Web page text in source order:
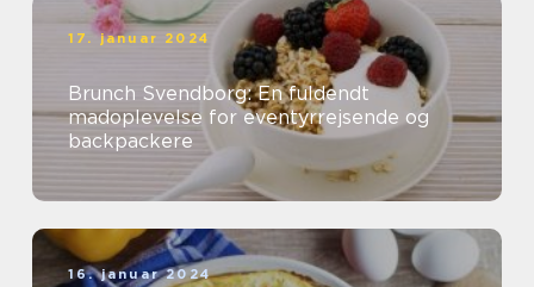
17. januar 2024
Brunch Svendborg: En fuldendt
madoplevelse for eventyrrejsende og
backpackere
16. januar 2024